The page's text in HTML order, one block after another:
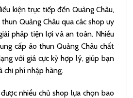
kiện trực tiếp đến Quảng Châu,
Quảng Châu qua các shop uy
pháp tiện lợi và an toàn. Nhiều
cấp áo thun Quảng Châu chất
với giá cực kỳ hợp lý, giúp bạn
chi phí nhập hàng.
nhiều chủ shop lựa chọn bao